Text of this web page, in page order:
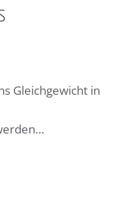
Gleichgewicht in